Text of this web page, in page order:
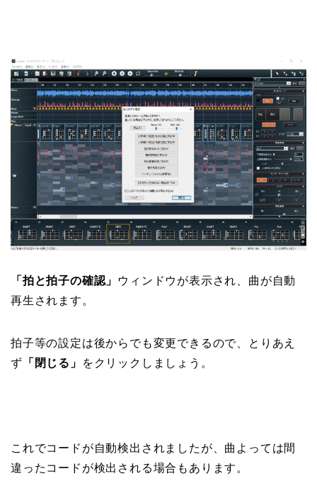
「拍と拍子の確認」
ウィンドウが表示され、曲が自動
再生されます。
拍子等の設定は後からでも変更できるので、とりあえ
ず 「閉じる」 をクリックしましょう。
これでコードが自動検出されましたが、曲よっては間
違ったコードが検出される場合もあります。